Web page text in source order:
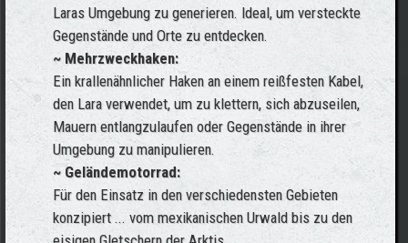
Laras Umgebung zu generieren. Ideal, um versteckte
Gegenstände und Orte zu entdecken.
~ Mehrzweckhaken:
Ein krallenähnlicher Haken an einem reißfesten Kabel,
den Lara verwendet, um zu klettern, sich abzuseilen,
Mauern entlangzulaufen oder Gegenstände in ihrer
Umgebung zu manipulieren.
~ Geländemotorrad:
Für den Einsatz in den verschiedensten Gebieten
konzipiert ... vom mexikanischen Urwald bis zu den